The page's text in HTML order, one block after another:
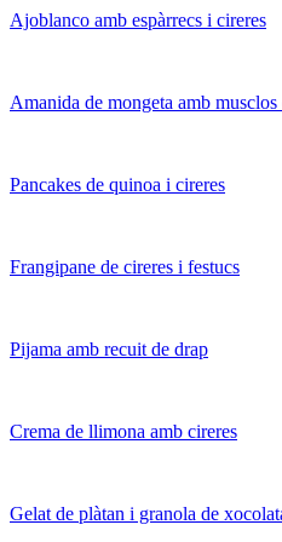
Ajoblanco amb espàrrecs i cireres
Amanida de mongeta amb musclos
Pancakes de quinoa i cireres
Frangipane de cireres i festucs
Pijama amb recuit de drap
Crema de llimona amb cireres
Gelat de plàtan i granola de